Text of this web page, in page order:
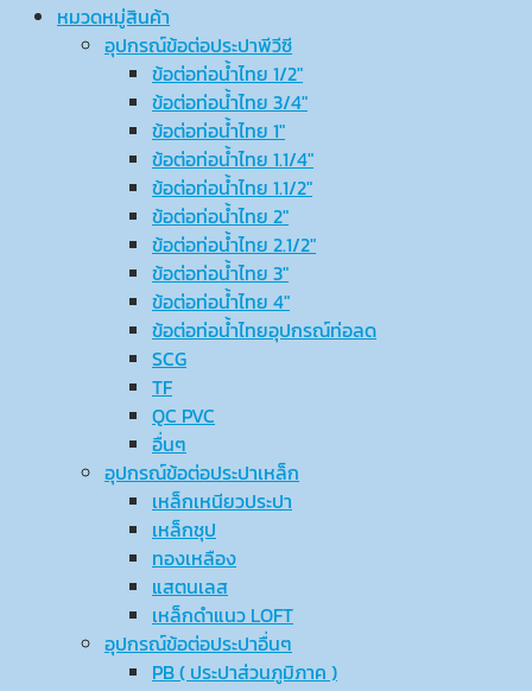
หมวดหมู่สินค้า
อุปกรณ์ข้อต่อประปาพีวีซี
ข้อต่อท่อน้ำไทย 1/2″
ข้อต่อท่อน้ำไทย 3/4″
ข้อต่อท่อน้ำไทย 1″
ข้อต่อท่อน้ำไทย 1.1/4″
ข้อต่อท่อน้ำไทย 1.1/2″
ข้อต่อท่อน้ำไทย 2″
ข้อต่อท่อน้ำไทย 2.1/2″
ข้อต่อท่อน้ำไทย 3″
ข้อต่อท่อน้ำไทย 4″
ข้อต่อท่อน้ำไทยอุปกรณ์ท่อลด
SCG
TF
QC PVC
อื่นๆ
อุปกรณ์ข้อต่อประปาเหล็ก
เหล็กเหนียวประปา
เหล็กชุป
ทองเหลือง
แสตนเลส
เหล็กดำแนว LOFT
อุปกรณ์ข้อต่อประปาอื่นๆ
PB ( ประปาส่วนภูมิภาค )